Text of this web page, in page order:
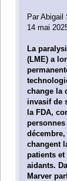
Par Abigail
14 mai
La
(LME) a
change la
invasif de
la FDA,
changent
patients
aidants.
Marver